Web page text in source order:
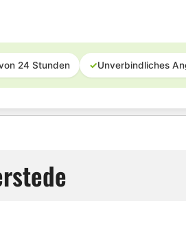
24 Stunden ✓Unverbindliches